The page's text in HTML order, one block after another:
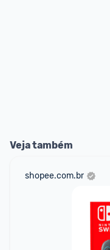
Veja também
shopee.com.br